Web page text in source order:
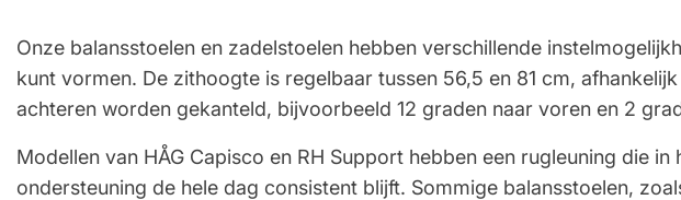
Onze balansstoelen en zadelstoelen hebben verschillende
kunt vormen. De zithoogte is regelbaar tussen 56,5 en 81 cm,
achteren worden gekanteld, bijvoorbeeld 12 graden naar voren en 2
Modellen van HÅG Capisco en RH Support hebben een rugleuning die
ondersteuning de hele dag consistent blijft. Sommige balansstoelen,